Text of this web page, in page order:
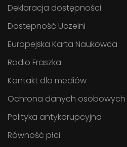
Deklaracja dostępności
Dostępność Uczelni
Europejska Karta Naukowca
Radio Fraszka
Kontakt dla mediów
Ochrona danych osobowych
Polityka antykorupcyjna
Równość płci